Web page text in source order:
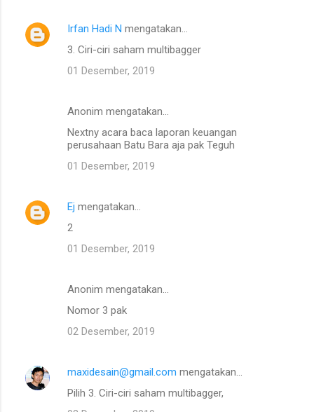
Irfan Hadi N mengatakan…
3. Ciri-ciri saham multibagger
01 Desember, 2019
Anonim mengatakan…
Nextny acara baca laporan keuangan
perusahaan Batu Bara aja pak Teguh
01 Desember, 2019
Ej mengatakan…
2
01 Desember, 2019
Anonim mengatakan…
Nomor 3 pak
02 Desember, 2019
maxidesain@gmail.com mengatakan…
Pilih 3. Ciri-ciri saham multibagger,